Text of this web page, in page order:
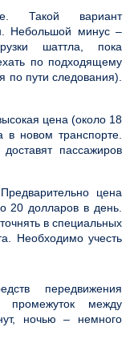
Такой вариант
Небольшой минус –
шаттла, пока
по подходящему
по пути следования).
цена (около 18
новом транспорте.
пассажиров
цена
20 долларов в день.
в специальных
Необходимо учесть
передвижения
промежуток между
ночью – немного